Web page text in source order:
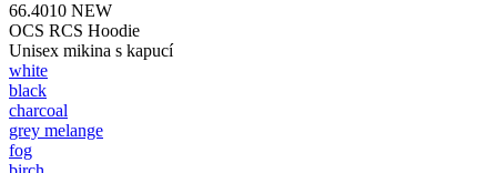
66.4010 NEW
OCS RCS Hoodie
Unisex mikina s kapucí
white
black
charcoal
grey melange
fog